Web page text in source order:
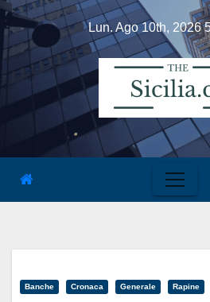
Skip
content
Lun. Ago 10th, 2026
Banche Cronaca Generale Rapine